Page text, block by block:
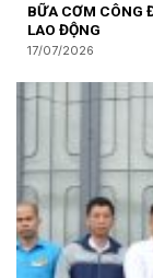
BỮA CƠM CÔNG
LAO ĐỘNG
17/07/2026